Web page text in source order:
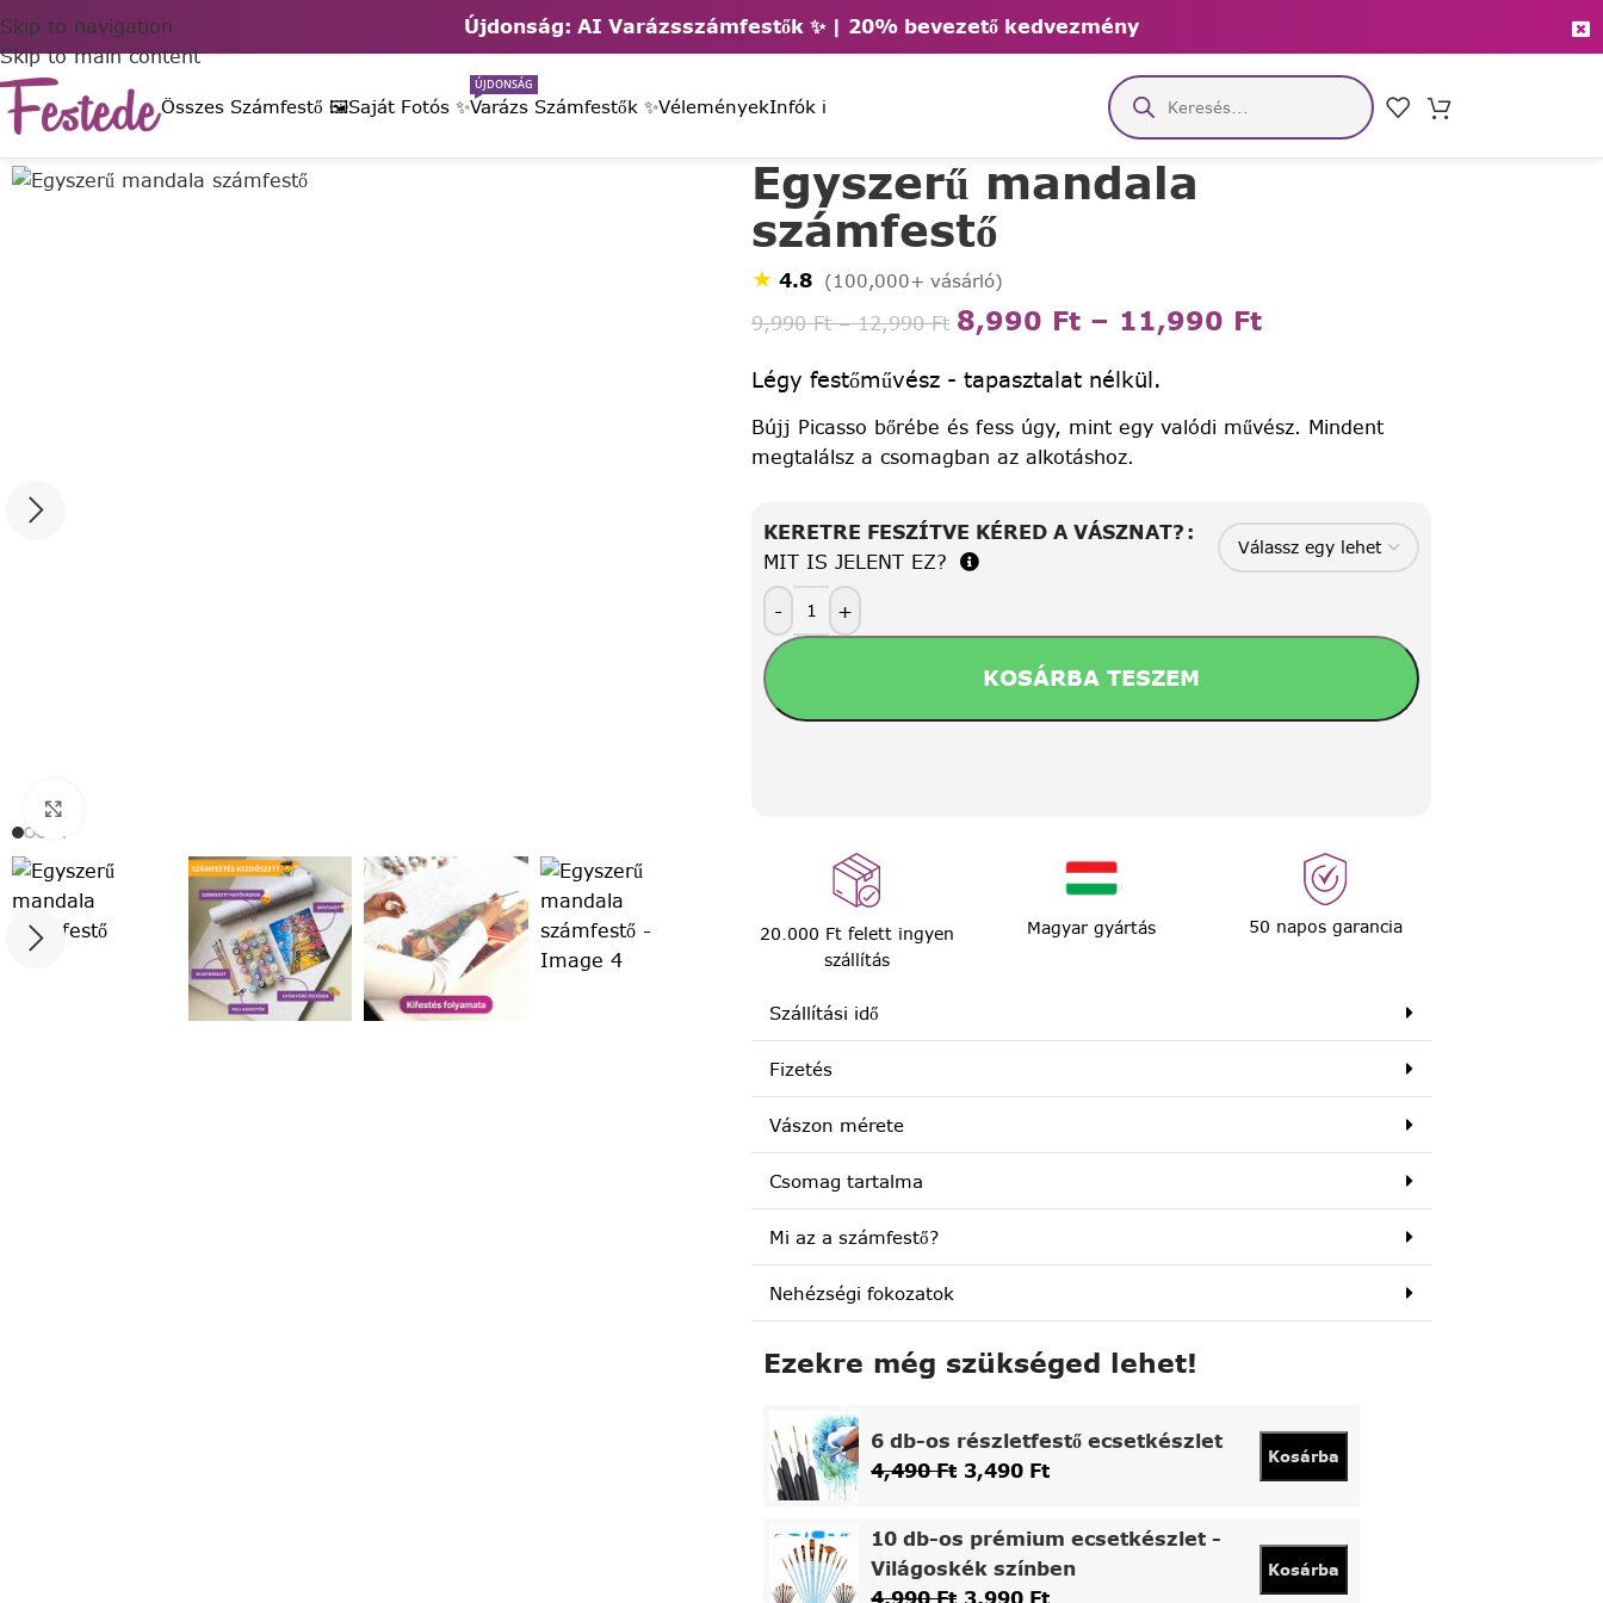
Újdonság: AI Varázsszámfestők ✨ | 20% bevezető kedvezmény
Skip to navigation
Skip to main content
Összes Számfestő 🖼️Saját Fotós ✨Varázs Számfestők ✨
ÚJDONSÁG
VéleményekInfók ℹ️
Egyszerű mandala
számfestő
★ 4.8 (100,000+ vásárló)
9,990Ft – 12,990Ft 8,990 Ft – 11,990 Ft
Légy festőművész - tapasztalat nélkül.
Bújj Picasso bőrébe és fess úgy, mint egy valódi művész. Mindent
megtalálsz a csomagban az alkotáshoz.
KERETRE FESZÍTVE KÉRED A VÁSZNAT?
MIT IS JELENT EZ?
-
+
KOSÁRBA TESZEM
20.000 Ft felett ingyen
szállítás
Magyar gyártás 50 napos garancia
Szállítási idő
Fizetés
Vászon mérete
Csomag tartalma
Mi az a számfestő?
Nehézségi fokozatok
Ezekre még szükséged lehet!
6 db-os részletfestő ecsetkészlet
4,490Ft 3,490 Ft
Kosárba
10 db-os prémium ecsetkészlet -
Világoskék színben
Kosárba